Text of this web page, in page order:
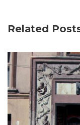
Related